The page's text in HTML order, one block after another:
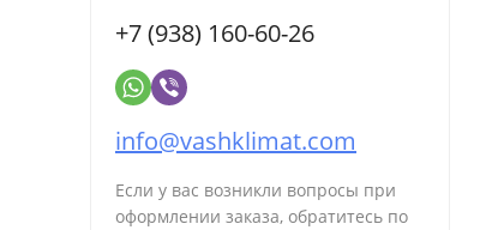
+7 (938) 160-60-26
info@vashklimat.com
Если у вас возникли вопросы при
оформлении заказа, обратитесь по